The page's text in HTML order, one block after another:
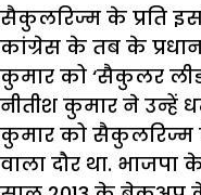
सैकुलरिज्म के प्रति
कांग्रेस के तब के
कुमार को ‘सैकुलर
नीतीश कुमार ने उन्हें
कुमार को सैकुलरिज्म
वाला दौर था. भाजपा